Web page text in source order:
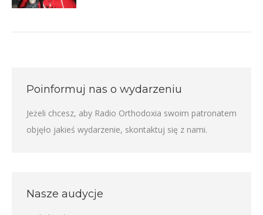
Poinformuj nas o wydarzeniu
Jeżeli chcesz, aby Radio Orthodoxia swoim patronatem
objęło jakieś wydarzenie, skontaktuj się z nami.
Nasze audycje